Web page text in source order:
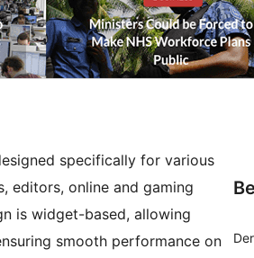
specifically for various
editors, online and gaming
is widget-based, allowing
smooth performance on